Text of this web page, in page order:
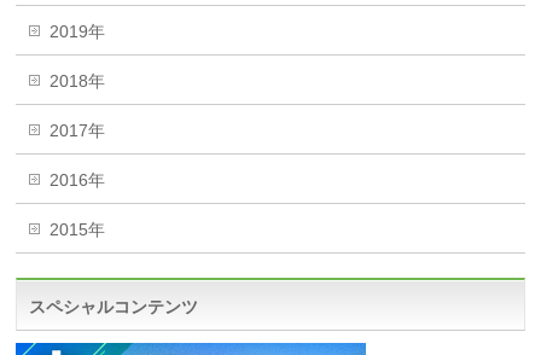
2019年
2018年
2017年
2016年
2015年
スペシャルコンテンツ